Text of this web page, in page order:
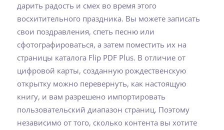
дарить радость и смех во время этого
восхитительного праздника. Вы можете записать
свои поздравления, спеть песню или
сфотографироваться, а затем поместить их на
страницы каталога Flip PDF Plus. В отличие от
цифровой карты, созданную рождественскую
открытку можно перевернуть, как настоящую
книгу, и вам разрешено импортировать
пользовательский диапазон страниц. Поэтому
независимо от того, сколько контента вы хотите